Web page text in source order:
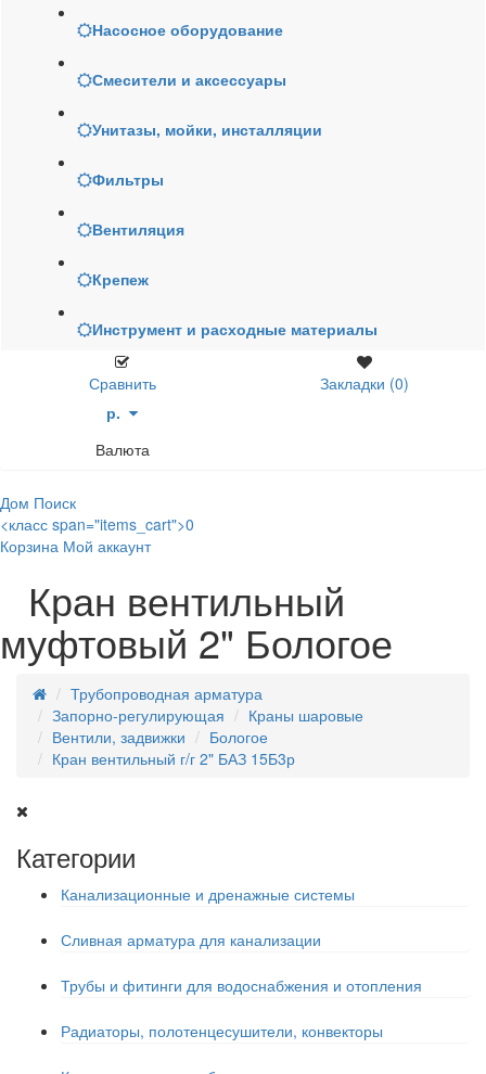
Насосное оборудование
Смесители и аксессуары
Унитазы, мойки, инсталляции
Фильтры
Вентиляция
Крепеж
Инструмент и расходные материалы
Сравнить
Закладки (0)
р.
Валюта
Дом Поиск
<класс span="items_cart">0
Корзина Мой аккаунт
Кран вентильный
муфтовый 2" Бологое
Трубопроводная арматура
Запорно-регулирующая
Краны шаровые
Вентили, задвижки
Бологое
Кран вентильный г/г 2" БАЗ 15Б3р
Категории
Канализационные и дренажные системы
Сливная арматура для канализации
Трубы и фитинги для водоснабжения и отопления
Радиаторы, полотенцесушители, конвекторы